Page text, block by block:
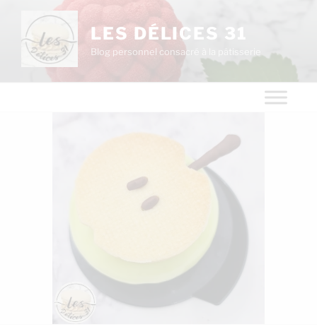
LES DÉLICES 31
Blog personnel consacré à la pâtisserie